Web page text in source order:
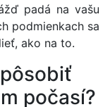
padá na vašu
podmienkach sa
ako na to.
počasí?